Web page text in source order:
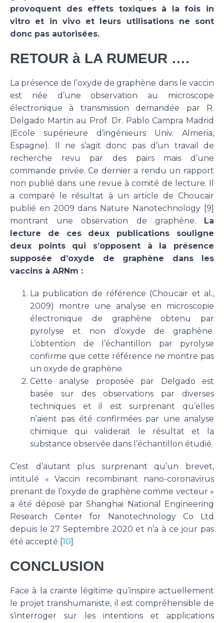
provoquent des effets toxiques à la fois in
vitro et in vivo et leurs utilisations ne sont
donc pas autorisées.
RETOUR à LA RUMEUR ….
La présence de l’oxyde de graphène dans le vaccin
est née d’une observation au microscope
électronique à transmission demandée par R.
Delgado Martin au Prof. Dr. Pablo Campra Madrid
(Ecole supérieure d’ingénieurs Univ. Almeria,
Espagne). Il ne s’agit donc pas d’un travail de
recherche revu par des pairs mais d’une
commande privée. Ce dernier a rendu un rapport
non publié dans une revue à comité de lecture. Il
a comparé le résultat à un article de Choucair
publié en 2009 dans Nature Nanotechnology [9]
montrant une observation de graphène.
La
lecture de ces deux publications souligne
deux points qui s’opposent à la présence
supposée d’oxyde de graphène dans les
vaccins à ARNm :
La publication de référence (Choucair et al.,
2009) montre une analyse en microscopie
électronique de graphène obtenu par
pyrolyse et non d’oxyde de graphène.
L’obtention de l’échantillon par pyrolyse
confirme que cette référence ne montre pas
un oxyde de graphène.
Cette analyse proposée par Delgado est
basée sur des observations par diverses
techniques et il est surprenant qu’elles
n’aient pas été confirmées par une analyse
chimique qui validerait le résultat et la
substance observée dans l’échantillon étudié.
C’est d’autant plus surprenant qu’un brevet,
intitulé « Vaccin recombinant nano-coronavirus
prenant de l’oxyde de graphène comme vecteur »
a été déposé par Shanghai National Engineering
Research Center for Nanotechnology Co Ltd
depuis le 27 Septembre 2020 et n’a à ce jour pas
été accepté [ 10 ].
CONCLUSION
Face à la crainte légitime qu’inspire actuellement
le projet transhumaniste, il est compréhensible de
s’interroger sur les intentions et applications